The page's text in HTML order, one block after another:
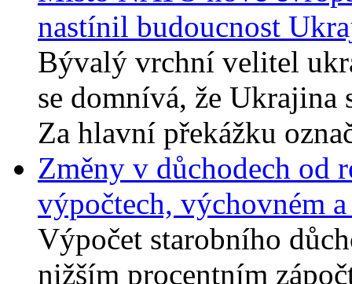
nastínil budoucnost
Bývalý vrchní velitel
se domnívá, že
Za hlavní překážku
Změny v důchodech od
výpočtech, výchovném
Výpočet starobního
nižším procentním